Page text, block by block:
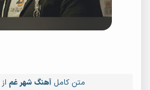
متن کامل آهنگ شهر غم از